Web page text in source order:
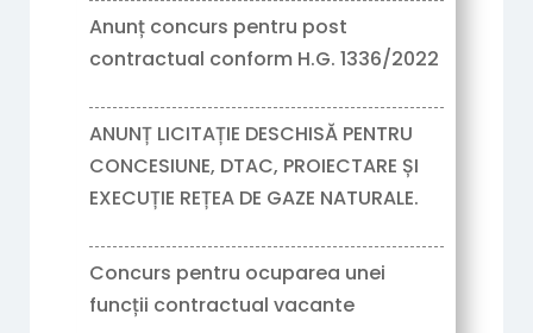
Anunț concurs pentru post
contractual conform H.G. 1336/2022
ANUNȚ LICITAȚIE DESCHISĂ PENTRU
CONCESIUNE, DTAC, PROIECTARE ȘI
EXECUȚIE REȚEA DE GAZE NATURALE.
Concurs pentru ocuparea unei
funcții contractual vacante